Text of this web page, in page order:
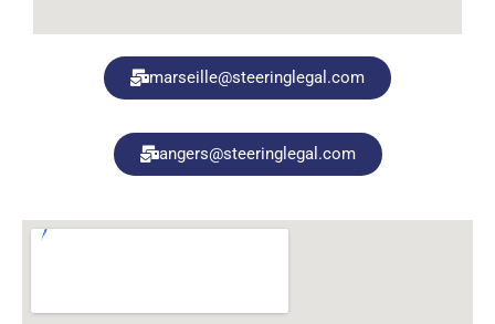
marseille@steeringlegal.com
angers@steeringlegal.com